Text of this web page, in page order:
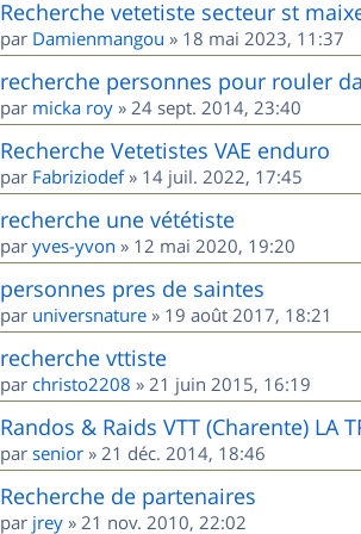
Recherche vetetiste secteur st
par Damienmangou » 18 mai 2023, 11:37
recherche personnes pour rouler
par micka roy » 24 sept. 2014, 23:40
Recherche Vetetistes VAE enduro
par Fabriziodef» 14 juil. 2022, 17:45
recherche une vététiste
par yves-yvon » 12 mai 2020, 19:20
personnes pres de saintes
par universnature » 19 août 2017, 18:21
recherche vttiste
par christo2208 » 21 juin 2015, 16:19
Randos & Raids VTT (Charente) LA
par senior » 21 déc. 2014, 18:46
Recherche de partenaires
par jrey » 21 nov. 2010, 22:02